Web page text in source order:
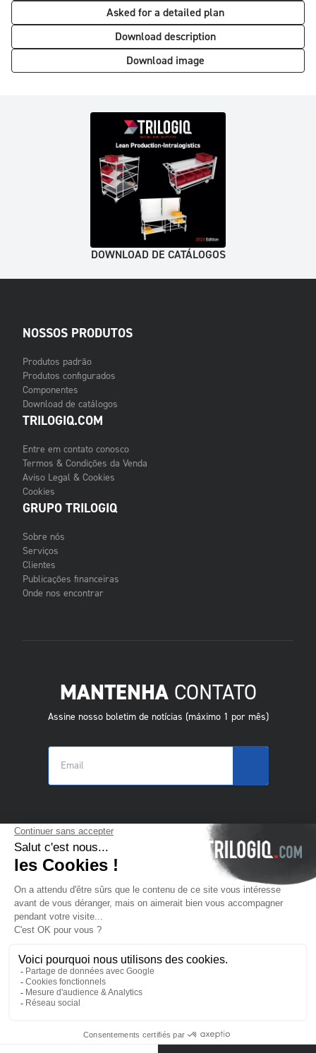
Asked for a detailed plan
Download description
Download image
DOWNLOAD DE CATÁLOGOS
NOSSOS PRODUTOS
Produtos padrão
Produtos configurados
Componentes
Download de catálogos
TRILOGIQ.COM
Entre em contato conosco
Termos & Condições da Venda
Aviso Legal & Cookies
Cookies
GRUPO TRILOGIQ
Sobre nós
Serviços
Clientes
Publicações financeiras
Onde nos encontrar
MANTENHACONTATO
Assine nosso boletim de notícias (máximo 1 por mês)
© 2025 Trilogiq SA. Todos os direitos reservados. Trilogiq do
Brasil Ltda. CNPJ 04.802.480/0001-65
PT- Português
Entre em contato conosco